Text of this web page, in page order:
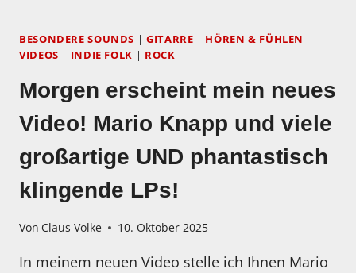
AM
BEISPIEL
NEUEN
DI
CD/LP
BESONDERE SOUNDS | GITARRE | HÖREN & FÜHLEN
VIDEOS | INDIE FOLK | ROCK
Morgen erscheint mein neues
Video! Mario Knapp und viele
großartige UND phantastisch
klingende LPs!
Von Claus Volke 10. Oktober 2025
In meinem neuen Video stelle ich Ihnen Mario